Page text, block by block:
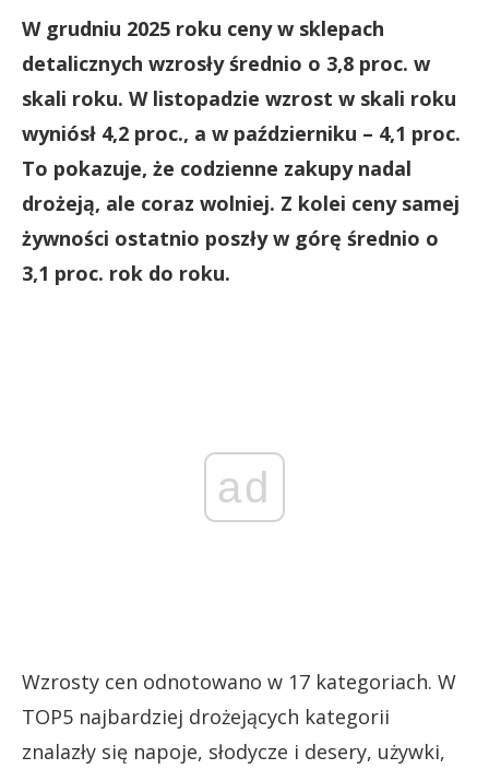
W grudniu 2025 roku ceny w sklepach
detalicznych wzrosły średnio o 3,8 proc. w
skali roku. W listopadzie wzrost w skali roku
wyniósł 4,2 proc., a w październiku – 4,1 proc.
To pokazuje, że codzienne zakupy nadal
drożeją, ale coraz wolniej. Z kolei ceny samej
żywności ostatnio poszły w górę średnio o
3,1 proc. rok do roku.
ad
Wzrosty cen odnotowano w 17 kategoriach. W
TOP5 najbardziej drożejących kategorii
znalazły się napoje, słodycze i desery, używki,